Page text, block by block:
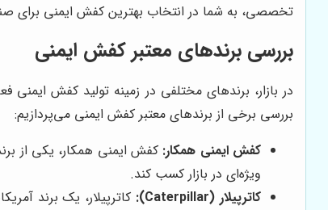
تخصصی، به شما در انتخاب بهترین کفش ایمنی
بررسی برندهای معتبر کفش ایمنی
در بازار، برندهای مختلفی در زمینه تولید کفش
بررسی برخی از برندهای معتبر کفش ایمنی می‌پردازیم:
کفش ایمنی همکار: کفش ایمنی همکار، یکی از
ویژه‌ای در بازار کسب کند.
کاترپیلار (Caterpillar):
کاترپیلار، یک برند